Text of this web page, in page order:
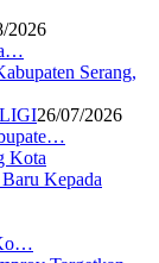
2026
26/07/2026